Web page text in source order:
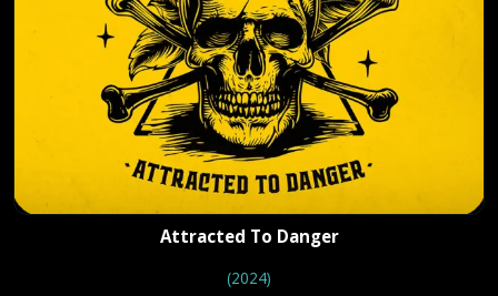
Größen wie Aerosmith, Alice Cooper, The
Scorpions, KISS uvm. die Bühne teilten.
Letztere luden THE NEW ROSES wiederholt zu
ihrer KISS Kruise (als einzige deutsche Band
ever!) nach Miami sowie als Special Guests für
eine ganze Reihe Shows ihrer "End Of The
Road" World Tour ein. Weitere Highlights waren
Konzertreisen nach Russland (2019) und nach
Marmal (Mazar-e-Sharif) für die internationalen
Attracted To Danger
(2024)